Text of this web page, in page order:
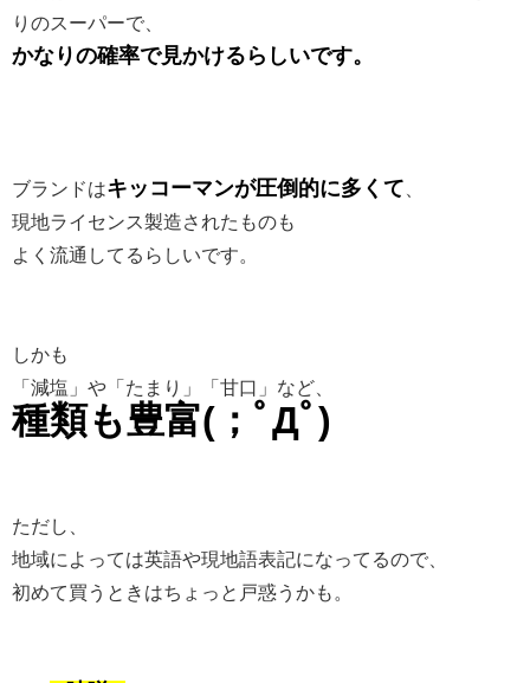
りのスーパーで、
かなりの確率で見かけるらしいです。
ブランドはキッコーマンが圧倒的に多くて
現地ライセンス製造されたものも
よく流通してるらしいです。
しかも
「減塩」や「たまり」「甘口」など、
種類も豊富(；ﾟДﾟ)
ただし、
地域によっては英語や現地語表記になってるので、
初めて買うときはちょっと戸惑うかも。